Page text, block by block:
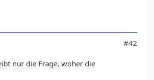
#42
nur die Frage, woher die